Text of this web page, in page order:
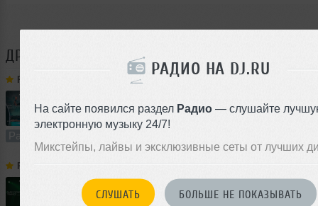
РАДИО НА DJ.RU
На сайте появился раздел Радио — слушайте
электронную музыку 24/7!
Микстейпы, лайвы и эксклюзивные сеты от лучших
СЛУШАТЬ БОЛЬШЕ НЕ ПОКАЗЫВАТЬ
ДРУГИЕ ТРЕКИ RUSLAN RADRIGES
Ruslan Radriges Make Some Trance 302(Radio_Show)
50 138 MB,
Радио-шоу
Ruslan Radriges